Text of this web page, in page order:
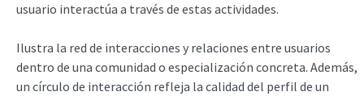
usuario interactúa a través de estas actividades.
Ilustra la red de interacciones y relaciones entre usuarios
dentro de una comunidad o especialización concreta. Además,
un círculo de interacción refleja la calidad del perfil de un